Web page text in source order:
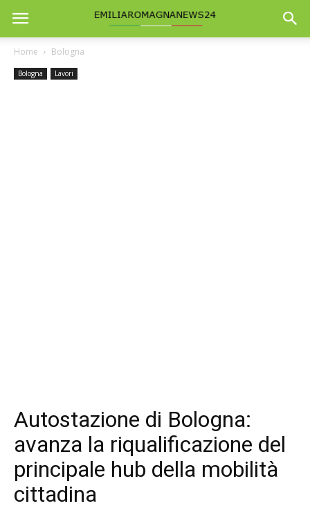
Home Bologna
Bologna Lavori
Autostazione di Bologna:
avanza la riqualificazione del
principale hub della mobilità
cittadina